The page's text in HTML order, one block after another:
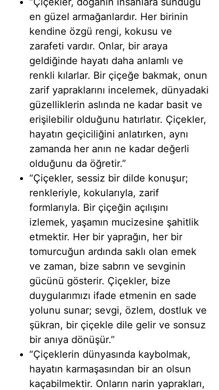
en güzel armağanlardır. Her birinin
kendine özgü rengi, kokusu ve
zarafeti vardır. Onlar, bir araya
geldiğinde hayatı daha anlamlı ve
renkli kılarlar. Bir çiçeğe bakmak, onun
zarif yapraklarını incelemek, dünyadaki
güzelliklerin aslında ne kadar basit ve
erişilebilir olduğunu hatırlatır. Çiçekler,
hayatın geçiciliğini anlatırken, aynı
zamanda her anın ne kadar değerli
olduğunu da öğretir.”
“Çiçekler, sessiz bir dilde konuşur;
renkleriyle, kokularıyla, zarif
formlarıyla. Bir çiçeğin açılışını
izlemek, yaşamın mucizesine şahitlik
etmektir. Her bir yaprağın, her bir
tomurcuğun ardında saklı olan emek
ve zaman, bize sabrın ve sevginin
gücünü gösterir. Çiçekler, bize
duygularımızı ifade etmenin en sade
yolunu sunar; sevgi, özlem, dostluk ve
şükran, bir çiçekle dile gelir ve sonsuz
bir anıya dönüşür.”
“Çiçeklerin dünyasında kaybolmak,
hayatın karmaşasından bir an olsun
kaçabilmektir. Onların narin yaprakları,